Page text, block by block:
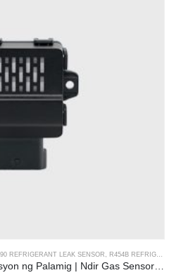
REFRIGERANT LEAK SENSOR , R454B REFRIGERANT LEAK SENSOR
ZRT512J Module ng Deteksyon ng Palamig | Ndir Gas Sensor para sa R32, R454B, R290 | Komunikasyon ng RS485